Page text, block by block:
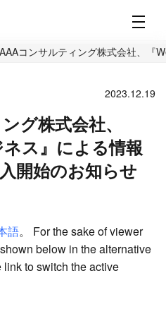
AAAコンサルティング株式会社、『
2023.12.19
グ株式会社、
ネス』による情報
開始のお知らせ
語。 For the sake of viewer
below in the alternative
to switch the active